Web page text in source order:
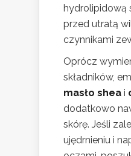
hydrolipidową
przed utratą
czynnikami
Oprócz
składników,
masło shea i
dodatkowo
skórę. Jeśli
ujędrnieniu i